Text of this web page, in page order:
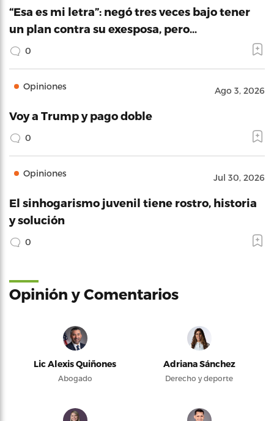
“Esa es mi letra”: negó tres veces bajo tener
un plan contra su exesposa, pero…
0
Opiniones Ago 3, 2026
Voy a Trump y pago doble
0
Opiniones Jul 30, 2026
El sinhogarismo juvenil tiene rostro, historia
y solución
0
Opinión y Comentarios
Lic Alexis Quiñones
Abogado
Adriana Sánchez
Derecho y deporte